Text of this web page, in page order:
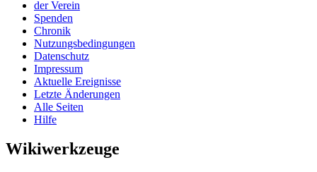
der Verein
Spenden
Chronik
Nutzungsbedingungen
Datenschutz
Impressum
Aktuelle Ereignisse
Letzte Änderungen
Alle Seiten
Hilfe
Wikiwerkzeuge